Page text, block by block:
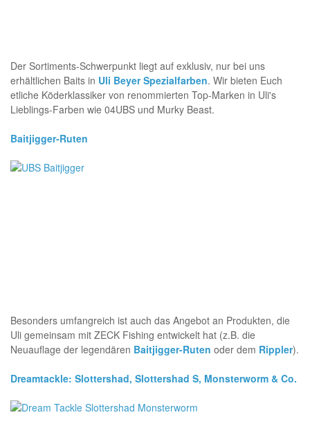
Der Sortiments-Schwerpunkt liegt auf exklusiv, nur bei uns
erhältlichen Baits in Uli Beyer Spezialfarben. Wir bieten Euch
etliche Köderklassiker von renommierten Top-Marken in Uli's
Lieblings-Farben wie 04UBS und Murky Beast.
Baitjigger-Ruten
Besonders umfangreich ist auch das Angebot an Produkten, die
Uli gemeinsam mit ZECK Fishing entwickelt hat (z.B. die
Neuauflage der legendären Baitjigger-Ruten oder dem Rippler).
Dreamtackle: Slottershad, Slottershad S, Monsterworm & Co.